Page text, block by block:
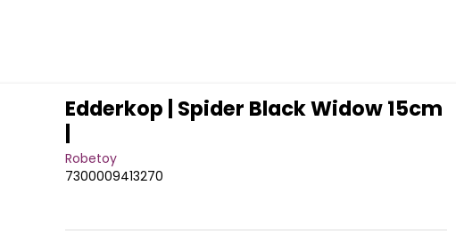
Edderkop | Spider Black Widow 15cm
Robetoy
7300009413270